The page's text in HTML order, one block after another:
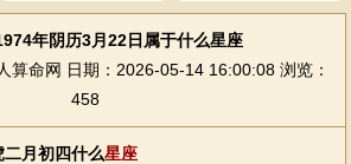
年阴历3月22日属于什么星座
算命网 日期：2026-05-14 16:00:08 浏览：
458
月初四什么星座